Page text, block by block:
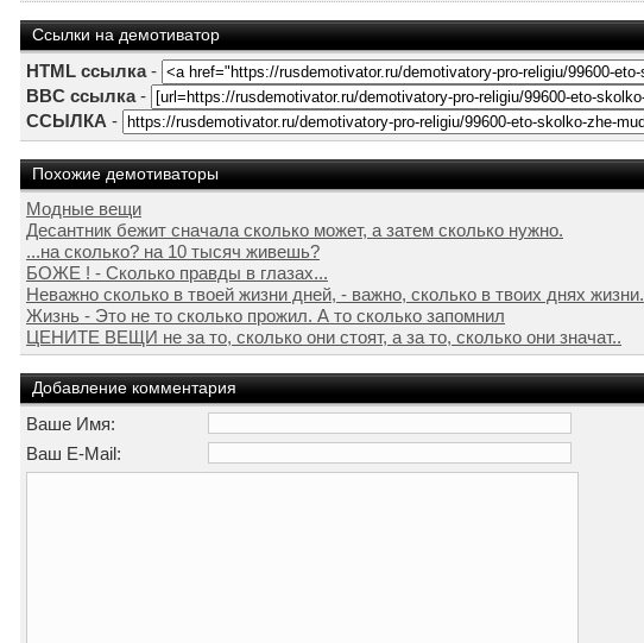
Ссылки на демотиватор
HTML ссылка-
BBC ссылка-
ССЫЛКА -
Похожие демотиваторы
Модные вещи
Десантник бежит сначала сколько может, а затем сколько нужно.
...на сколько? на 10 тысяч живешь?
БОЖЕ ! - Сколько правды в глазах...
Неважно сколько в твоей жизни дней, - важно, сколько в твоих днях жизни.
Жизнь - Это не то сколько прожил. А то сколько запомнил
ЦЕНИТЕ ВЕЩИ не за то, сколько они стоят, а за то, сколько они значат..
Добавление комментария
Ваше Имя:
Ваш E-Mail: